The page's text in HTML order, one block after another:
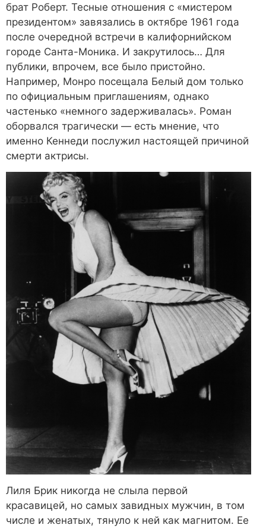
брат Роберт. Тесные отношения с «мистером
президентом» завязались в октябре 1961 года
после очередной встречи в калифорнийском
городе Санта-Моника. И закрутилось… Для
публики, впрочем, все было пристойно.
Например, Монро посещала Белый дом только
по официальным приглашениям, однако
частенько «немного задерживалась». Роман
оборвался трагически — есть мнение, что
именно Кеннеди послужил настоящей причиной
смерти актрисы.
Лиля Брик никогда не слыла первой
красавицей, но самых завидных мужчин, в том
числе и женатых, тянуло к ней как магнитом. Ее